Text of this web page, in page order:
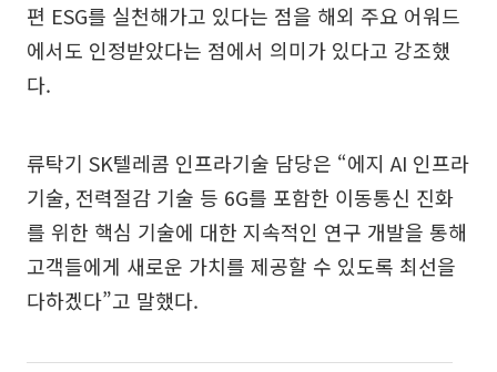
편 ESG를 실천해가고 있다는 점을 해외 주요 어워드
에서도 인정받았다는 점에서 의미가 있다고 강조했
다.
류탁기 SK텔레콤 인프라기술 담당은 “에지 AI 인프라
기술, 전력절감 기술 등 6G를 포함한 이동통신 진화
를 위한 핵심 기술에 대한 지속적인 연구 개발을 통해
고객들에게 새로운 가치를 제공할 수 있도록 최선을
다하겠다”고 말했다.